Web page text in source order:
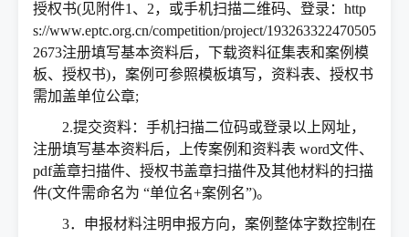
授权书(见附件1、2，或手机扫描二维码、登录：http
s://www.eptc.org.cn/competition/project/193263322470505
2673注册填写基本资料后，下载资料征集表和案例模
板、授权书)，案例可参照模板填写，资料表、授权书
需加盖单位公章;
2.提交资料：手机扫描二位码或登录以上网址，
注册填写基本资料后，上传案例和资料表 word文件、
pdf盖章扫描件、授权书盖章扫描件及其他材料的扫描
件(文件需命名为 “单位名+案例名”)。
3．申报材料注明申报方向，案例整体字数控制在